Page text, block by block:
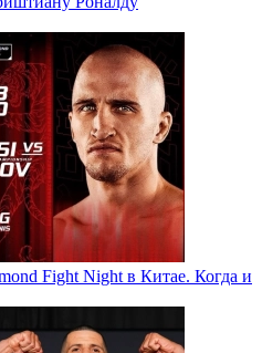
Fight Night в Китае. Когда и